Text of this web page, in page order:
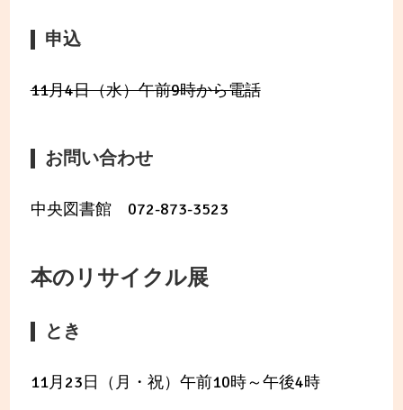
申込
11月4日（水）午前9時から電話
お問い合わせ
中央図書館 072-873-3523
本のリサイクル展
とき
11月23日（月・祝）午前10時～午後4時